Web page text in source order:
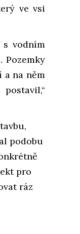
ve vsi
vodním
Pozemky
a na něm
podobu
pro
ráz